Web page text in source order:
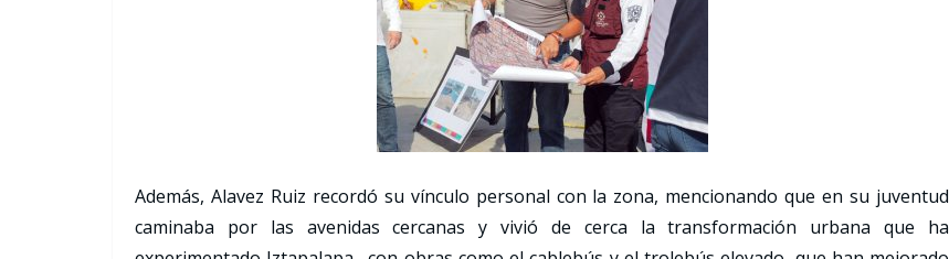
Además, Alavez Ruiz recordó su vínculo personal con la zona, mencionando que en su juventud
caminaba por las avenidas cercanas y vivió de cerca la transformación urbana que ha